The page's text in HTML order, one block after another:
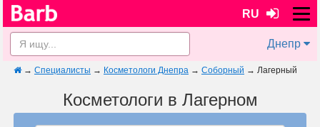
RU
Днепр
→ Специалисты → Косметологи Днепра → Соборный → Лагерный
Косметологи в Лагерном